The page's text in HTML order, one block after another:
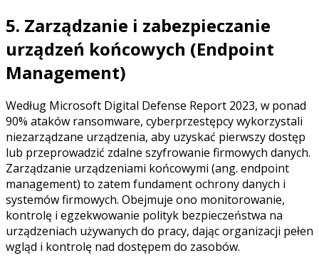
5. Zarządzanie i zabezpieczanie
urządzeń końcowych (Endpoint
Management)
Według Microsoft Digital Defense Report 2023, w ponad
90% ataków ransomware, cyberprzestępcy wykorzystali
niezarządzane urządzenia, aby uzyskać pierwszy dostęp
lub przeprowadzić zdalne szyfrowanie firmowych danych.
Zarządzanie urządzeniami końcowymi (ang. endpoint
management) to zatem fundament ochrony danych i
systemów firmowych. Obejmuje ono monitorowanie,
kontrolę i egzekwowanie polityk bezpieczeństwa na
urządzeniach używanych do pracy, dając organizacji pełen
wgląd i kontrolę nad dostępem do zasobów.